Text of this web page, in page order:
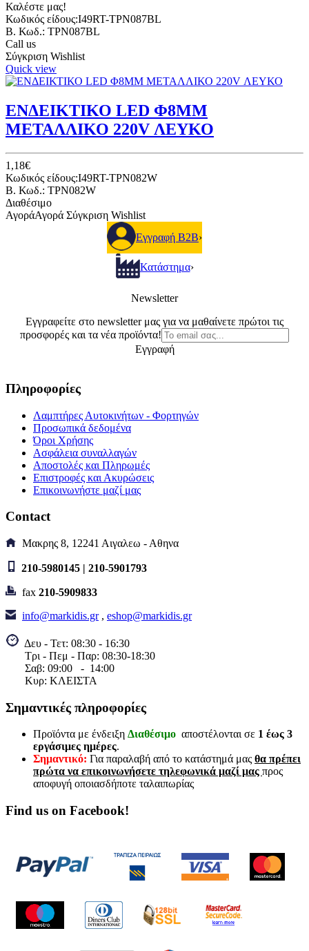
Καλέστε μας!
Κωδικός είδους:I49RT-TPN087BL
B. Κωδ.: TPN087BL
Call us
Σύγκριση Wishlist
Quick view
ΕΝΔΕΙΚΤΙΚΟ LED Φ8ΜΜ
ΜΕΤΑΛΛΙΚΟ 220V ΛΕΥΚΟ
1,18€
Κωδικός είδους:I49RT-TPN082W
B. Κωδ.: TPN082W
Διαθέσιμο
ΑγοράΑγορά Σύγκριση Wishlist
Εγγραφή B2B›
Κατάστημα›
Newsletter
Εγγραφείτε στο newsletter μας για να μαθαίνετε πρώτοι τις
προσφορές και τα νέα προϊόντα!
Εγγραφή
Πληροφορίες
Λαμπτήρες Αυτοκινήτων - Φορτηγών
Προσωπικά δεδομένα
Όροι Χρήσης
Ασφάλεια συναλλαγών
Αποστολές και Πληρωμές
Επιστροφές και Ακυρώσεις
Επικοινωνήστε μαζί μας
Contact
Μακρης 8, 12241 Αιγαλεω - Αθηνα
210-5980145 | 210-5901793
fax 210-5909833
info@markidis.gr, eshop@markidis.gr
Δευ - Τετ: 08:30 - 16:30
Τρι - Πεμ - Παρ: 08:30-18:30
Σαβ: 09:00 - 14:00
Κυρ: ΚΛΕΙΣΤΑ
Σημαντικές πληροφορίες
Προϊόντα με ένδειξη Διαθέσιμο αποστέλονται σε 1 έως 3
εργάσιμες ημέρες.
Σημαντικό: Για παραλαβή από το κατάστημά μας θα πρέπει
πρώτα να επικοινωνήσετε τηλεφωνικά μαζί μας προς
αποφυγή οποιασδήποτε ταλαιπωρίας
Find us on Facebook!